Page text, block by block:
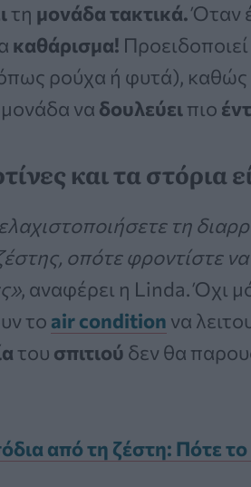
τη μονάδα τακτικά.Όταν
καθάρισμα!
ρούχα ή φυτά), καθώς
μονάδα να δουλεύειπιο
και τα στόρια
τη
οπότε φροντίστε
, αναφέρει η Linda. Όχι
το air condition να
του σπιτιού δεν θα
από τη ζέστη: Πότε το